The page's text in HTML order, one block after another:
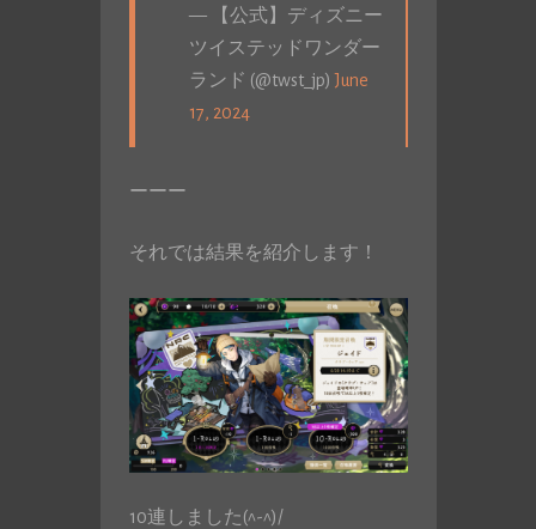
— 【公式】ディズニー
ツイステッドワンダー
ランド (@twst_jp)June
17, 2024
ーーー
それでは結果を紹介します！
10連しました(^-^)/